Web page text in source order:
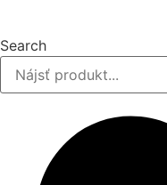
Search